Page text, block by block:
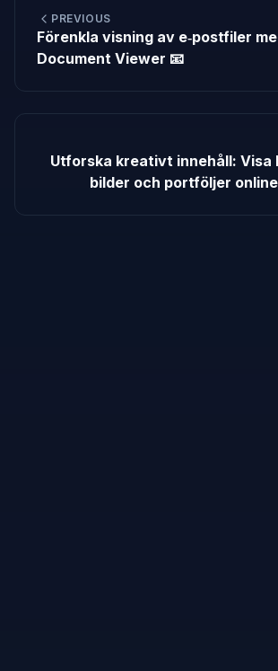
PREVIOUS
Förenkla visning av e‑postfiler
Document Viewer 📧
Utforska kreativt innehåll: Visa
bilder och portföljer